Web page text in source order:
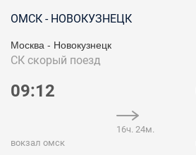
ОМСК - НОВОКУЗНЕЦК
Москва - Новокузнецк
СК скорый поезд
09:12
вокзал омск
16ч. 24м.